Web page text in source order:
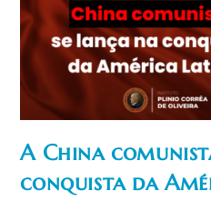
A China
conquista da